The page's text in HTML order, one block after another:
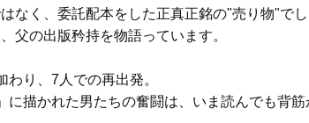
なく、委託配本をした正真正銘の"売り物"でし
父の出版矜持を物語っています。
り、7人での再出発。
描かれた男たちの奮闘は、いま読んでも背筋